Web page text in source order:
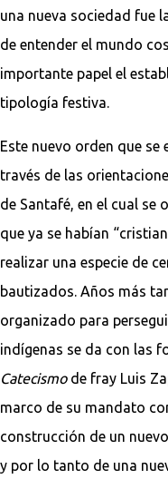
una nueva sociedad fue
de entender el mundo
importante papel el
tipología festiva.
Este nuevo orden que se
través de las
de Santafé, en el cual se
que ya se habían
realizar una especie de
bautizados. Años más
organizado para
indígenas se da con las
Catecismode fray Luis
marco de su mandato
construcción de un
y por lo tanto de una